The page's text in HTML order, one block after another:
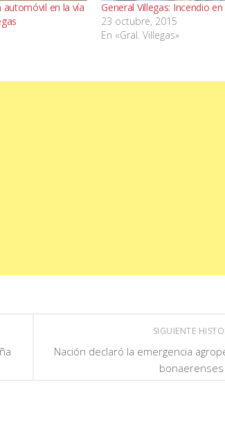
automóvil en la vía
General Villegas: Incendio
23 octubre, 2015
En «Gral. Villegas»
SIGUIENTE
Nación declaró la emergencia
bonaerenses